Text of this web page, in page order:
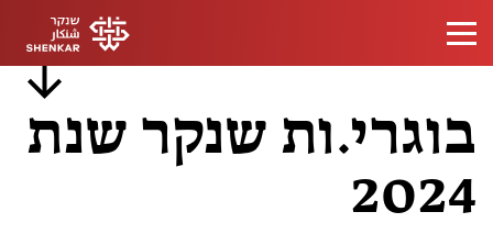
בוגרי.ות שנקר שנת
2024